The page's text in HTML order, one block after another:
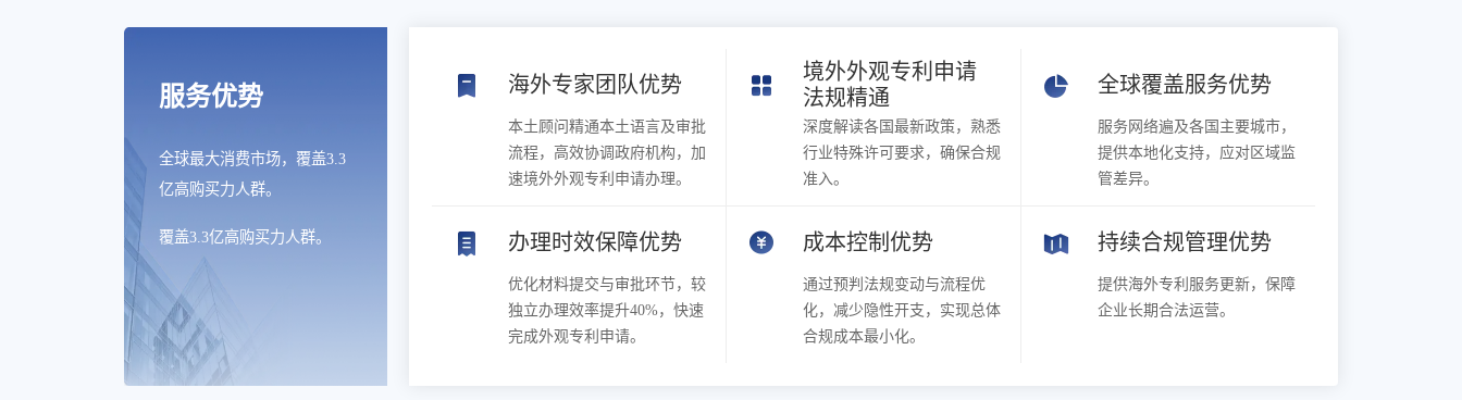
服务优势
全球最大消费市场，覆盖3.3
亿高购买力人群。
覆盖3.3亿高购买力人群。
海外专家团队优势
本土顾问精通本土语言及审批
流程，高效协调政府机构，加
速境外外观专利申请办理。
境外外观专利申请
法规精通
深度解读各国最新政策，熟悉
行业特殊许可要求，确保合规
准入。
全球覆盖服务优势
服务网络遍及各国主要城市，
提供本地化支持，应对区域监
管差异。
办理时效保障优势
优化材料提交与审批环节，较
独立办理效率提升40%，快速
完成外观专利申请。
成本控制优势
通过预判法规变动与流程优
化，减少隐性开支，实现总体
合规成本最小化。
持续合规管理优势
提供海外专利服务更新，保障
企业长期合法运营。